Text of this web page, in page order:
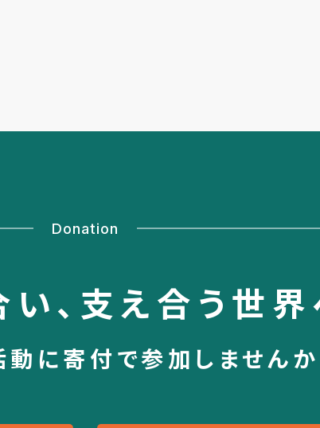
Donation
、 支え合う世界
動に寄付で参加しませんか